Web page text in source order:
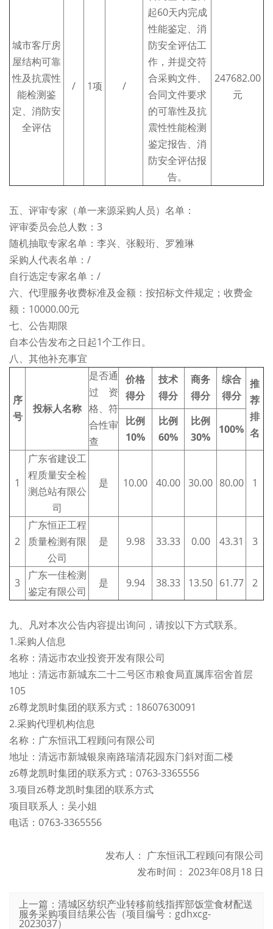
城市客厅房
屋结构可靠
性及抗震性
能检测鉴
定、消防安
全评估
/ 1项 /
起60天内完成
性能鉴定、消
防安全评估工
作，并提交符
合采购文件、
合同文件要求
的可靠性及抗
震性性能检测
鉴定报告、消
防安全评估报
告。
247682.00
元
五、评审专家（单一来源采购人员）名单：
评审委员会总人数：3
随机抽取专家名单：李兴、张毅珩、罗雅琳
采购人代表名单：/
自行选定专家名单：/
六、代理服务收费标准及金额：按招标文件规定；收费金
额：10000.00元
七、公告期限
自本公告发布之日起1个工作日。
八、其他补充事宜
序
号
投标人名称
是否通
过资
格、符
合性审
查
价格
得分
技术
得分
商务
得分
综合
得分
推
荐
排
名
比例
10%
比例
60%
比例
30%
100%
1
广东省建设工
程质量安全检
测总站有限公
司
是 10.00 40.00 30.00 80.00 1
2
广东恒正工程
质量检测有限
公司
是 9.98 33.33 0.00 43.31 3
3
广东一佳检测
鉴定有限公司
是 9.94 38.33 13.50 61.77 2
九、凡对本次公告内容提出询问，请按以下方式联系。
1.采购人信息
名称：清远市农业投资开发有限公司
地址：清远市新城东二十二号区市粮食局直属库宿舍首层
105
z6尊龙凯时集团的联系方式：18607630091
2.采购代理机构信息
名称：广东恒讯工程顾问有限公司
地址：清远市新城银泉南路瑞清花园东门斜对面二楼
z6尊龙凯时集团的联系方式：0763-3365556
3.项目z6尊龙凯时集团的联系方式
项目联系人：吴小姐
电话：0763-3365556
发布人： 广东恒讯工程顾问有限公司
发布时间： 2023年08月18 日
上一篇：清城区纺织产业转移前线指挥部饭堂食材配送
服务采购项目结果公告（项目编号：gdhxcg-
2023037）